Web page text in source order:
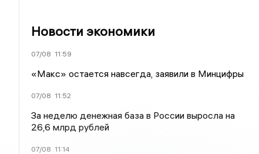
Новости экономики
07/08 11:59
«Макс» остается навсегда, заявили в Минцифры
07/08 11:52
За неделю денежная база в России выросла на
26,6 млрд рублей
07/08 11:14